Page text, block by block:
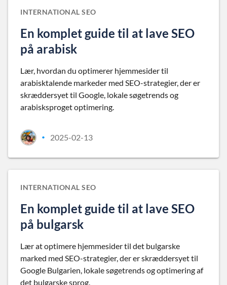
INTERNATIONAL SEO
En komplet guide til at lave SEO
på arabisk
Lær, hvordan du optimerer hjemmesider til
arabisktalende markeder med SEO-strategier, der er
skræddersyet til Google, lokale søgetrends og
arabisksproget optimering.
• 2025-02-13
INTERNATIONAL SEO
En komplet guide til at lave SEO
på bulgarsk
Lær at optimere hjemmesider til det bulgarske
marked med SEO-strategier, der er skræddersyet til
Google Bulgarien, lokale søgetrends og optimering af
det bulgarske sprog.